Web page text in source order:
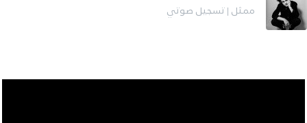
ممثل | تسجيل صوتي